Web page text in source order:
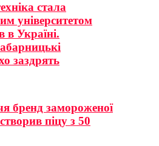
стала
університетом
в Україні.
заздрять
бренд замороженої
піцу з 50